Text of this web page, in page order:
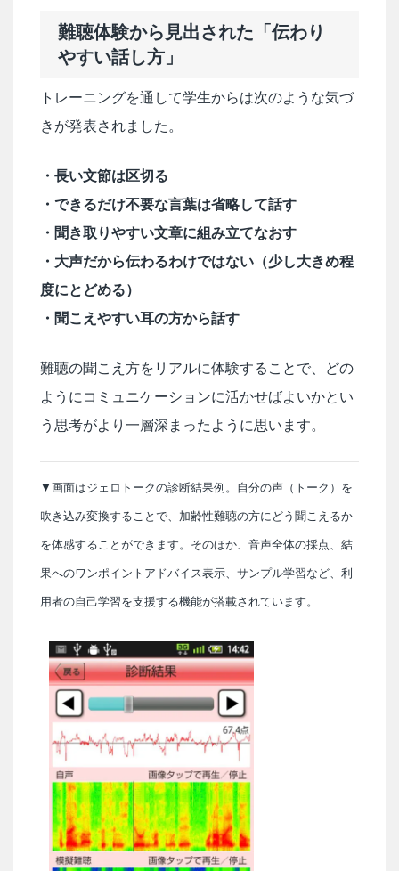
難聴体験から見出された「伝わり
やすい話し方」
トレーニングを通して学生からは次のような気づ
きが発表されました。
・長い文節は区切る
・できるだけ不要な言葉は省略して話す
・聞き取りやすい文章に組み立てなおす
・大声だから伝わるわけではない（少し大きめ程
度にとどめる）
・聞こえやすい耳の方から話す
難聴の聞こえ方をリアルに体験することで、どの
ようにコミュニケーションに活かせばよいかとい
う思考がより一層深まったように思います。
▼画面はジェロトークの診断結果例。自分の声（トーク）を
吹き込み変換することで、加齢性難聴の方にどう聞こえるか
を体感することができます。そのほか、音声全体の採点、結
果へのワンポイントアドバイス表示、サンプル学習など、利
用者の自己学習を支援する機能が搭載されています。